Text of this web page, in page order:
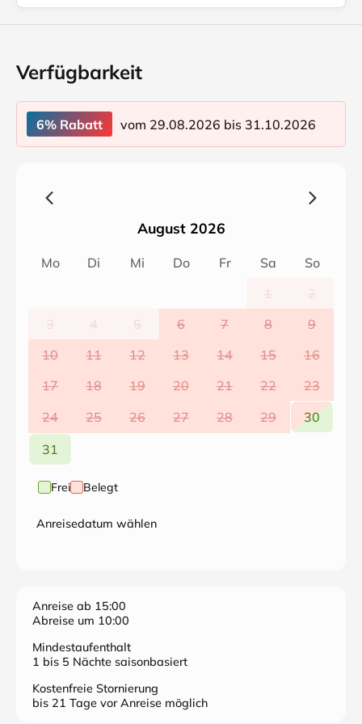
Verfügbarkeit
6% Rabatt vom 29.08.2026 bis 31.10.2026
August 2026
Mo Di Mi Do Fr Sa
So
1
2
3
4 5 6 7 8
9
10
11 12 13 14 15
16
17
18 19 20 21 22
23
24
25 26 27 28 29
30
31
Frei Belegt
Anreisedatum wählen
Anreise ab 15:00
Abreise um 10:00
Mindestaufenthalt
1 bis 5 Nächte saisonbasiert
Kostenfreie Stornierung
bis 21 Tage vor Anreise möglich